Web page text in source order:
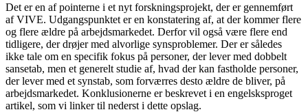
Det er en af pointerne i et nyt forskningsprojekt, der er gennemført
af VIVE. Udgangspunktet er en konstatering af, at der kommer flere
og flere ældre på arbejdsmarkedet. Derfor vil også være flere end
tidligere, der drøjer med alvorlige synsproblemer. Der er således
ikke tale om en specifik fokus på personer, der lever med dobbelt
sansetab, men et generelt studie af, hvad der kan fastholde personer,
der lever med et synstab, som forværres desto ældre de bliver, på
arbejdsmarkedet. Konklusionerne er beskrevet i en engelsksproget
artikel, som vi linker til nederst i dette opslag.